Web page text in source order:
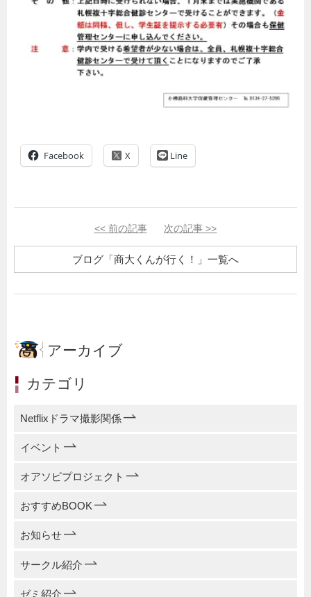
Facebook Line
<< 前の記事 次の記事 >>
ブログ「商大くんが行く！」一覧へ
アーカイブ
カテゴリ
Netflixドラマ撮影関係
イベント
オアソビプロジェクト
おすすめBOOK
お知らせ
サークル紹介
ゼミ紹介